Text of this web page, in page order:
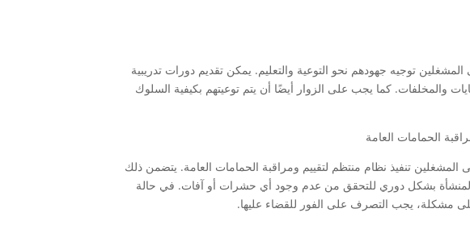
توجيه جهودهم نحو التوعية والتعليم. يمكن تقديم دورات تدريبية
والمخلفات. كما يجب على الزوار أيضًا أن يتم توعيتهم بكيفية السلوك
الحمامات العامة
تنفيذ نظام منتظم لتقييم ومراقبة الحمامات العامة. يتضمن ذلك
بشكل دوري للتحقق من عدم وجود أي حشرات أو آفات. في حالة
مشكلة، يجب التصرف على الفور للقضاء عليها.